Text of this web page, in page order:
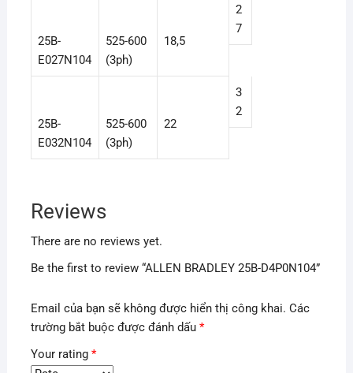
25B-
E027N104
525-600
(3ph)
18,5
2
7
25B-
E032N104
525-600
(3ph)
22
3
2
Reviews
There are no reviews yet.
Be the first to review “ALLEN BRADLEY 25B-D4P0N104”
Email của bạn sẽ không được hiển thị công khai. Các
trường bắt buộc được đánh dấu *
Your rating *